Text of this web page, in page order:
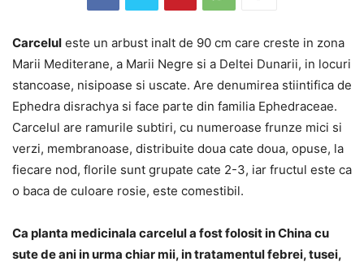
Carcelul este un arbust inalt de 90 cm care creste in zona
Marii Mediterane, a Marii Negre si a Deltei Dunarii, in locuri
stancoase, nisipoase si uscate. Are denumirea stiintifica de
Ephedra disrachya si face parte din familia Ephedraceae.
Carcelul are ramurile subtiri, cu numeroase frunze mici si
verzi, membranoase, distribuite doua cate doua, opuse, la
fiecare nod, florile sunt grupate cate 2-3, iar fructul este ca
o baca de culoare rosie, este comestibil.
Ca planta medicinala carcelul a fost folosit in China cu
sute de ani in urma chiar mii, in tratamentul febrei, tusei,